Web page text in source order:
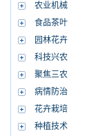
农业机械
食品茶叶
园林花卉
科技兴农
聚焦三农
病情防治
花卉栽培
种植技术